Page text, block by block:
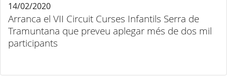
Arranca el VII Circuit Curses Infantils Serra de
Tramuntana que preveu aplegar més de dos mil
participants
14/02/2020